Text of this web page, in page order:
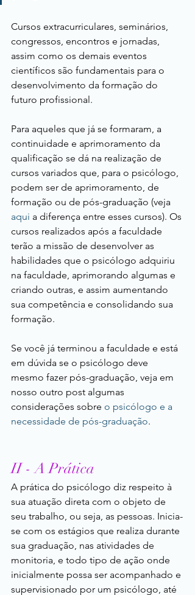
Cursos extracurriculares, seminários,
congressos, encontros e jornadas,
assim como os demais eventos
científicos são fundamentais para o
desenvolvimento da formação do
futuro profissional.
Para aqueles que já se formaram, a
continuidade e aprimoramento da
qualificação se dá na realização de
cursos variados que, para o psicólogo,
podem ser de aprimoramento, de
formação ou de pós-graduação (veja
aqui a diferença entre esses cursos). Os
cursos realizados após a faculdade
terão a missão de desenvolver as
habilidades que o psicólogo adquiriu
na faculdade, aprimorando algumas e
criando outras, e assim aumentando
sua competência e consolidando sua
formação.
Se você já terminou a faculdade e está
em dúvida se o psicólogo deve
mesmo fazer pós-graduação, veja em
nosso outro post algumas
considerações sobre o psicólogo e a
necessidade de pós-graduação.
II - A Prática
A prática do psicólogo diz respeito à
sua atuação direta com o objeto de
seu trabalho, ou seja, as pessoas. Inicia-
se com os estágios que realiza durante
sua graduação, nas atividades de
monitoria, e todo tipo de ação onde
inicialmente possa ser acompanhado e
supervisionado por um psicólogo, até